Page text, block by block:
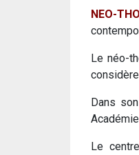
NEO-
Le néo-
Dans
Le